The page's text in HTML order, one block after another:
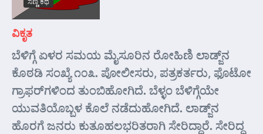
ವಿಕೃತ
ಬೆಳಿಗ್ಗೆ ಏಳರ ಸಮಯ ಮೈಸೂರಿನ ರೋಹಿಣಿ ಲಾಡ್ಜ್‌ನ
ಕೊಠಡಿ ಸಂಖ್ಯೆ ೧೦೩. ಪೋಲೀಸರು, ಪತ್ರಕರ್ತರು, ಫೊಟೋ
ಗ್ರಾಫರ್‌ಗಳಿಂದ ತುಂಬಿಹೋಗಿದೆ. ಬೆಳ್ಳಂ ಬೆಳಿಗ್ಗೆಯೇ
ಯುವತಿಯೊಬ್ಬಳ ಕೊಲೆ ನಡೆದುಹೋಗಿದೆ. ಲಾಡ್ಜ್‌ನ
ಹೊರಗೆ ಜನರು ಕುತೂಹಲಭರಿತರಾಗಿ ಸೇರಿದ್ದಾರೆ. ಸೇರಿದ್ದ